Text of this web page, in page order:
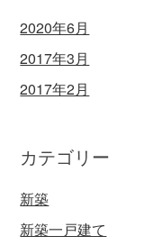
2020年6月
2017年3月
2017年2月
カテゴリー
新築
新築一戸建て